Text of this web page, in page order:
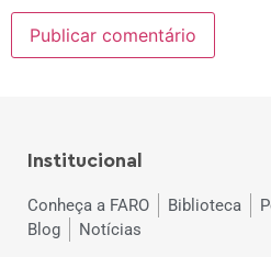
Institucional
Conheça a FARO Biblioteca
Blog
Notícias